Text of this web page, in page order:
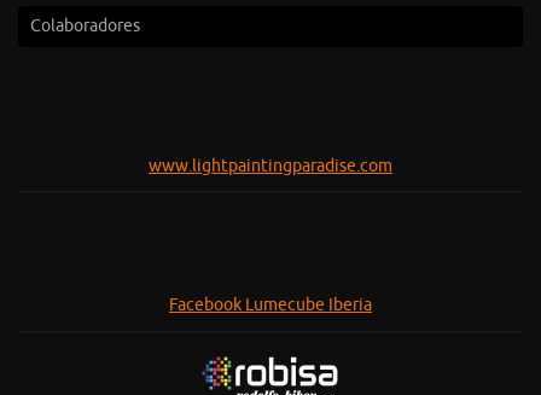
Colaboradores
www.lightpaintingparadise.com
Facebook Lumecube Iberia